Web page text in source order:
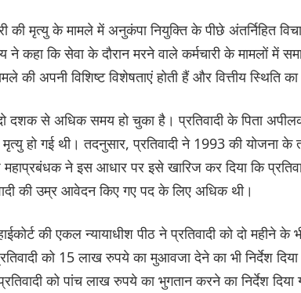
की मृत्यु के मामले में अनुकंपा नियुक्ति के पीछे अंतर्निहित
ने कहा कि सेवा के दौरान मरने वाले कर्मचारी के मामलों में
की अपनी विशिष्ट विशेषताएं होती हैं और वित्तीय स्थिति
दशक से अधिक समय हो चुका है। प्रतिवादी के पिता
मृत्यु हो गई थी। तदनुसार, प्रतिवादी ने 1993 की
ने इस आधार पर इसे खारिज कर दिया कि
की उम्र आवेदन किए गए पद के लिए अधिक थी।
की एकल न्यायाधीश पीठ ने प्रतिवादी को दो महीने के
को 15 लाख रुपये का मुआवजा देने का भी निर्देश
को पांच लाख रुपये का भुगतान करने का निर्देश दिया